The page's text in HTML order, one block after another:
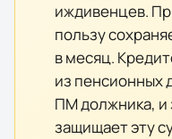
иждивенцев.
пользу
в месяц.
из пенсионных
ПМ должника, и
защищает эту